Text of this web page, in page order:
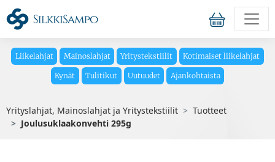
Liikelahjat Mainoslahjat Yritystekstiilit Kotimaiset liikelahjat
Kynät Tulitikut Uutuudet Ajankohtaista
Yrityslahjat, Mainoslahjat ja Yritystekstiilit
Tuotteet
Joulusuklaakonvehti 295g